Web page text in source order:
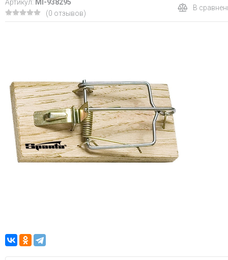
Артикул: MI-938295
(0 отзывов)
В